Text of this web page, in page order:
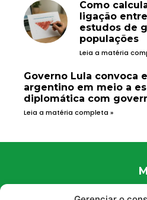
Como
ligação
estudos de
populações
Leia a matéria
Governo Lula convoca
argentino em meio a
diplomática com
Leia a matéria completa »